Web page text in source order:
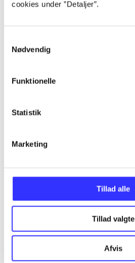
cookies under ”Detaljer”.
Nødvendig
Funktionelle
Statistik
Marketing
Tillad alle
Tillad valgte
Afvis
...
...
...